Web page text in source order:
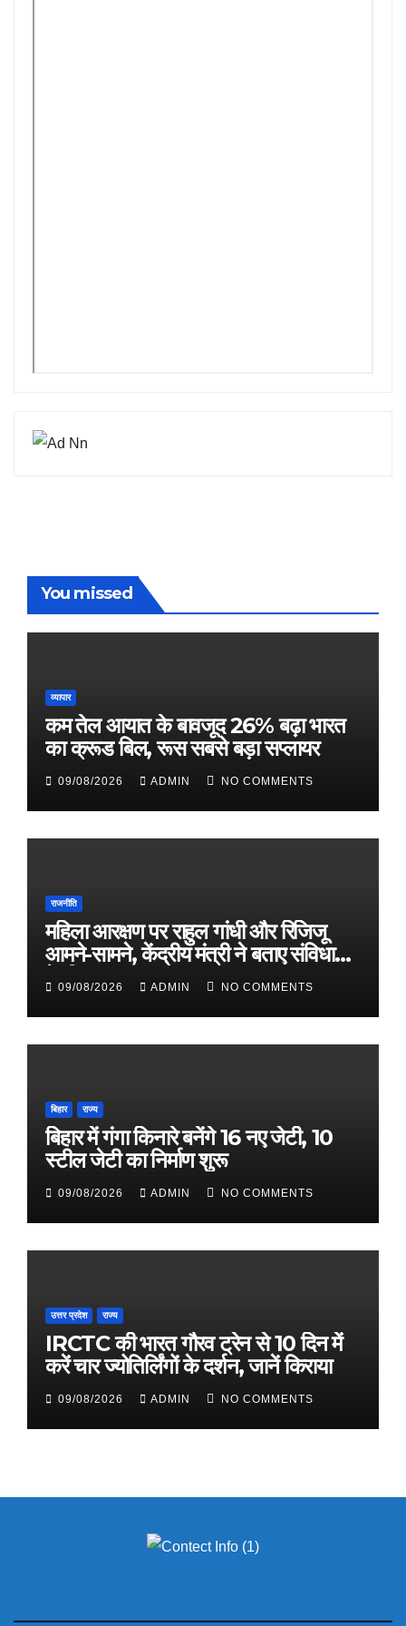
You missed
व्यापार
कम तेल आयात के बावजूद 26% बढ़ा भारत
का क्रूड बिल, रूस सबसे बड़ा सप्लायर
09/08/2026 ADMIN NO COMMENTS
राजनीति
महिला आरक्षण पर राहुल गांधी और रिजिजू
आमने-सामने, केंद्रीय मंत्री ने बताए संविधान
के नियम
09/08/2026 ADMIN NO COMMENTS
बिहार राज्य
बिहार में गंगा किनारे बनेंगे 16 नए जेटी, 10
स्टील जेटी का निर्माण शुरू
09/08/2026 ADMIN NO COMMENTS
उत्तर प्रदेश राज्य
IRCTC की भारत गौरव ट्रेन से 10 दिन में
करें चार ज्योतिर्लिंगों के दर्शन, जानें किराया
09/08/2026 ADMIN NO COMMENTS